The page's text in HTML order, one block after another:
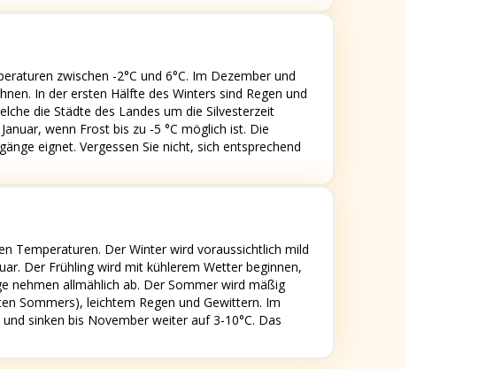
zwischen -2°C und 6°C. Im Dezember und
In der ersten Hälfte des Winters sind Regen und
die Städte des Landes um die Silvesterzeit
wenn Frost bis zu -5 °C möglich ist. Die
eignet. Vergessen Sie nicht, sich entsprechend
Temperaturen. Der Winter wird voraussichtlich mild
Der Frühling wird mit kühlerem Wetter beginnen,
nehmen allmählich ab. Der Sommer wird mäßig
Sommers), leichtem Regen und Gewittern. Im
sinken bis November weiter auf 3-10°C. Das